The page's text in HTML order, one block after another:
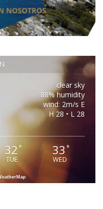
clear sky
88% humidity
wind: 2m/s E
H 28 • L 28
32°
TUE
33°
WED